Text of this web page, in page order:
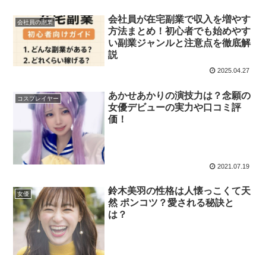
会社員の副業
会社員が在宅副業で収入を増やす
方法まとめ！初心者でも始めやす
い副業ジャンルと注意点を徹底解
説
2025.04.27
コスプレイヤー
あかせあかりの演技力は？念願の
女優デビューの実力や口コミ評
価！
2021.07.19
女優
鈴木美羽の性格は人懐っこくて天
然 ポンコツ？愛される秘訣と
は？